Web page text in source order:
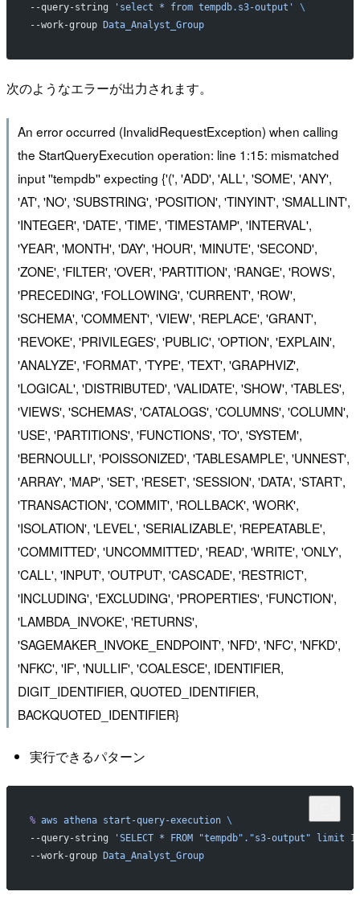
--query-string
'select * from tempdb.s3-output'
\
--work-group Data_Analyst_Group
次のようなエラーが出力されます。
An error occurred (InvalidRequestException) when calling
the StartQueryExecution operation: line 1:15: mismatched
input ''tempdb'' expecting {'(', 'ADD', 'ALL', 'SOME', 'ANY',
'AT', 'NO', 'SUBSTRING', 'POSITION', 'TINYINT', 'SMALLINT',
'INTEGER', 'DATE', 'TIME', 'TIMESTAMP', 'INTERVAL',
'YEAR', 'MONTH', 'DAY', 'HOUR', 'MINUTE', 'SECOND',
'ZONE', 'FILTER', 'OVER', 'PARTITION', 'RANGE', 'ROWS',
'PRECEDING', 'FOLLOWING', 'CURRENT', 'ROW',
'SCHEMA', 'COMMENT', 'VIEW', 'REPLACE', 'GRANT',
'REVOKE', 'PRIVILEGES', 'PUBLIC', 'OPTION', 'EXPLAIN',
'ANALYZE', 'FORMAT', 'TYPE', 'TEXT', 'GRAPHVIZ',
'LOGICAL', 'DISTRIBUTED', 'VALIDATE', 'SHOW', 'TABLES',
'VIEWS', 'SCHEMAS', 'CATALOGS', 'COLUMNS', 'COLUMN',
'USE', 'PARTITIONS', 'FUNCTIONS', 'TO', 'SYSTEM',
'BERNOULLI', 'POISSONIZED', 'TABLESAMPLE', 'UNNEST',
'ARRAY', 'MAP', 'SET', 'RESET', 'SESSION', 'DATA', 'START',
'TRANSACTION', 'COMMIT', 'ROLLBACK', 'WORK',
'ISOLATION', 'LEVEL', 'SERIALIZABLE', 'REPEATABLE',
'COMMITTED', 'UNCOMMITTED', 'READ', 'WRITE', 'ONLY',
'CALL', 'INPUT', 'OUTPUT', 'CASCADE', 'RESTRICT',
'INCLUDING', 'EXCLUDING', 'PROPERTIES', 'FUNCTION',
'LAMBDA_INVOKE', 'RETURNS',
'SAGEMAKER_INVOKE_ENDPOINT', 'NFD', 'NFC', 'NFKD',
'NFKC', 'IF', 'NULLIF', 'COALESCE', IDENTIFIER,
DIGIT_IDENTIFIER, QUOTED_IDENTIFIER,
BACKQUOTED_IDENTIFIER}
実行できるパターン
% aws athena start-query-execution \
--query-string
'SELECT * FROM "tempdb"."s3-output" limit
--work-group Data_Analyst_Group